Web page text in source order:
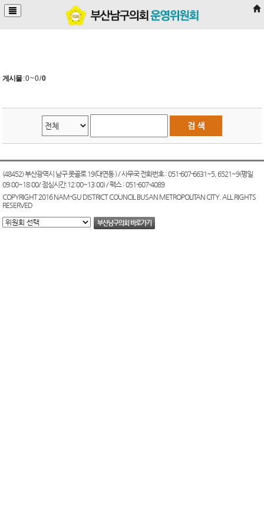
본문바로가기
게시물:0 ~ 0/0
(48452) 부산광역시 남구 못골로 19(대연동 ) / 사무국 전화번호 : 051-607-6631~5, 6521~9(평일
09:00~18:00/ 점심시간:12:00~13:00) / 팩스 : 051-607-4089
COPYRIGHT 2016 NAM-GU DISTRICT COUNCIL BUSAN METROPOLITAN CITY. ALL RIGHTS
RESERVED
부산남구의회 바로가기